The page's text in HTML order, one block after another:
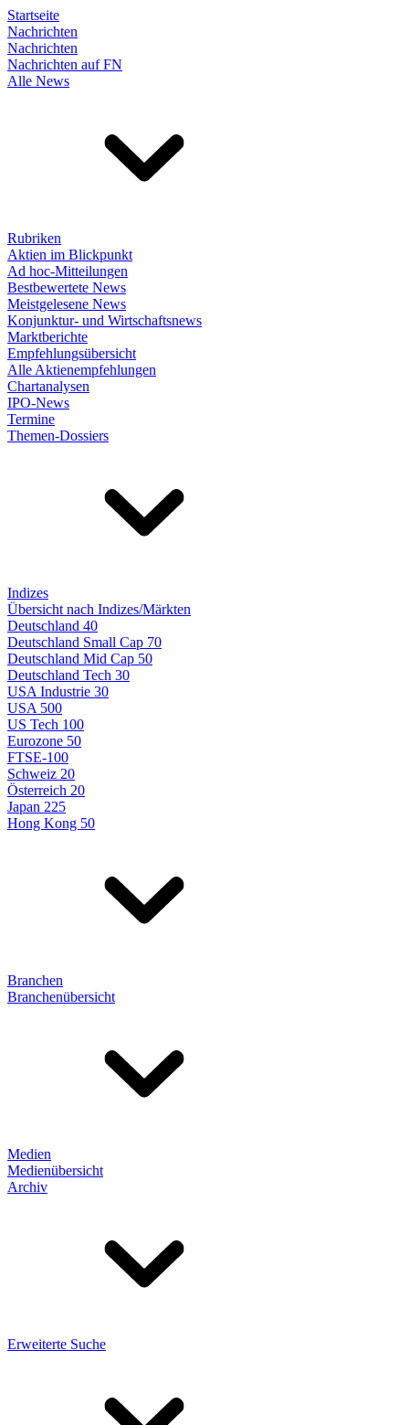
Startseite
Nachrichten
Nachrichten
Nachrichten auf FN
Alle News
Rubriken
Aktien im Blickpunkt
Ad hoc-Mitteilungen
Bestbewertete News
Meistgelesene News
Konjunktur- und Wirtschaftsnews
Marktberichte
Empfehlungsübersicht
Alle Aktienempfehlungen
Chartanalysen
IPO-News
Termine
Themen-Dossiers
Indizes
Übersicht nach Indizes/Märkten
Deutschland 40
Deutschland Small Cap 70
Deutschland Mid Cap 50
Deutschland Tech 30
USA Industrie 30
USA 500
US Tech 100
Eurozone 50
FTSE-100
Schweiz 20
Österreich 20
Japan 225
Hong Kong 50
Branchen
Branchenübersicht
Medien
Medienübersicht
Archiv
Erweiterte Suche